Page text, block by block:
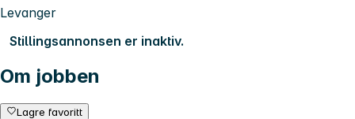
Levanger
Stillingsannonsen er inaktiv.
Om jobben
Lagre favoritt